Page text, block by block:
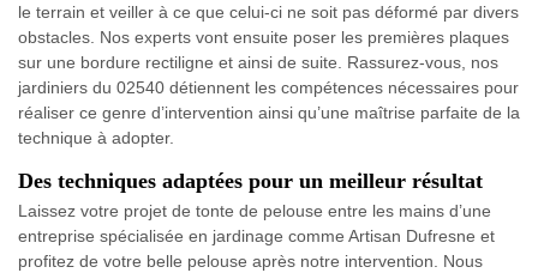
le terrain et veiller à ce que celui-ci ne soit pas déformé par divers
obstacles. Nos experts vont ensuite poser les premières plaques
sur une bordure rectiligne et ainsi de suite. Rassurez-vous, nos
jardiniers du 02540 détiennent les compétences nécessaires pour
réaliser ce genre d’intervention ainsi qu’une maîtrise parfaite de la
technique à adopter.
Des techniques adaptées pour un meilleur résultat
Laissez votre projet de tonte de pelouse entre les mains d’une
entreprise spécialisée en jardinage comme Artisan Dufresne et
profitez de votre belle pelouse après notre intervention. Nous